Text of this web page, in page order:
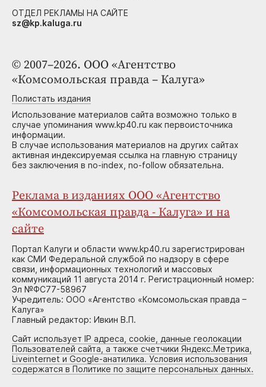
© 2007–2026. ООО «Агентство
«Комсомольская правда – Калуга»
Полистать издания
Использование материалов сайта возможно только в
случае упоминания www.kp40.ru как первоисточника
информации.
В случае использования материалов на других сайтах
активная индексируемая ссылка на главную страницу
без заключения в no-index, no-follow обязательна.
Реклама в изданиях ООО «Агентство
«Комсомольская правда - Калуга» и на
сайте
Портал Калуги и области www.kp40.ru зарегистрирован
как СМИ Федеральной службой по надзору в сфере
связи, информационных технологий и массовых
коммуникаций 11 августа 2014 г. Регистрационный номер:
Эл №ФС77-58967
Учредитель: ООО «Агентство «Комсомольская правда –
Калуга»
Главный редактор: Ивкин В.П.
Сайт использует IP адреса, cookie, данные геолокации
Пользователей сайта, а также счетчики Яндекс.Метрика,
Liveinternet и Google-анатилика. Условия использования
содержатся в Политике по защите персональных данных.
ОТДЕЛ РЕКЛАМЫ НА САЙТЕ
sz@kp.kaluga.ru